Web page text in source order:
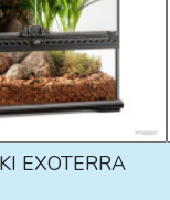
EXOTERRA